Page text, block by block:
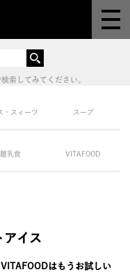
索してみてください。
・スィーツ スープ
離乳食 VITAFOOD
アイス
はもうお試しい